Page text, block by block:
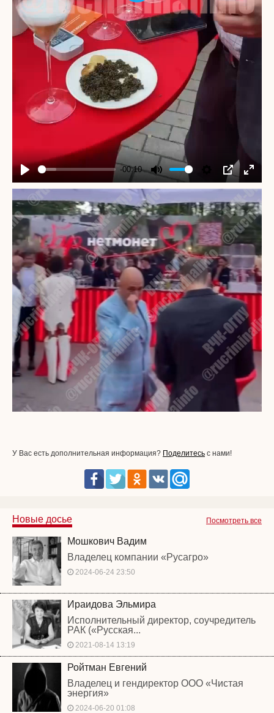
Play
-00:10
Mute SettingsPIP
Enter
У Вас есть дополнительная информация? Поделитесь с нами!
Посмотреть все
Новые досье
Мошкович Вадим
Владелец компании «Русагро»
2024-06-24 23:50
Ираидова Эльмира
Исполнительный директор, соучредитель
РАК («Русская...
2021-08-14 13:19
Ройтман Евгений
Владелец и гендиректор ООО «Чистая
энергия»
2024-06-20 01:08